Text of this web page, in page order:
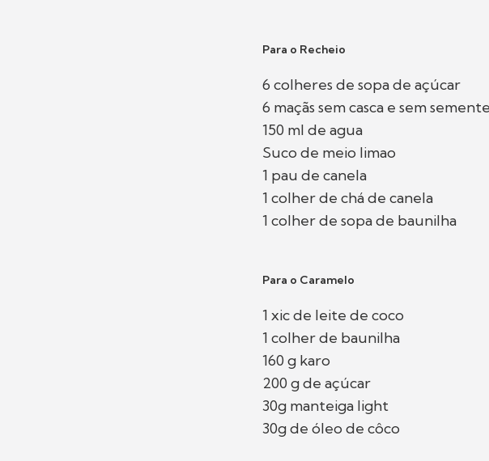
Para o Recheio
6 colheres de sopa de açúcar
6 maçãs sem casca e sem
150 ml de agua
Suco de meio limao
1 pau de canela
1 colher de chá de canela
1 colher de sopa de baunilha
Para o Caramelo
1 xic de leite de coco
1 colher de baunilha
160 g karo
200 g de açúcar
30g manteiga light
30g de óleo de côco